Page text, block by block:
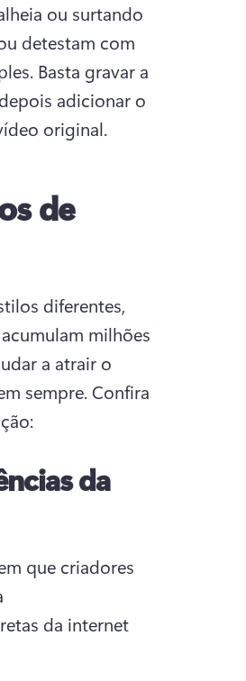
ou surtando
detestam com
Basta gravar a
adicionar o
original.
de
diferentes,
milhões
a atrair o
sempre. Confira
da
que criadores
da internet